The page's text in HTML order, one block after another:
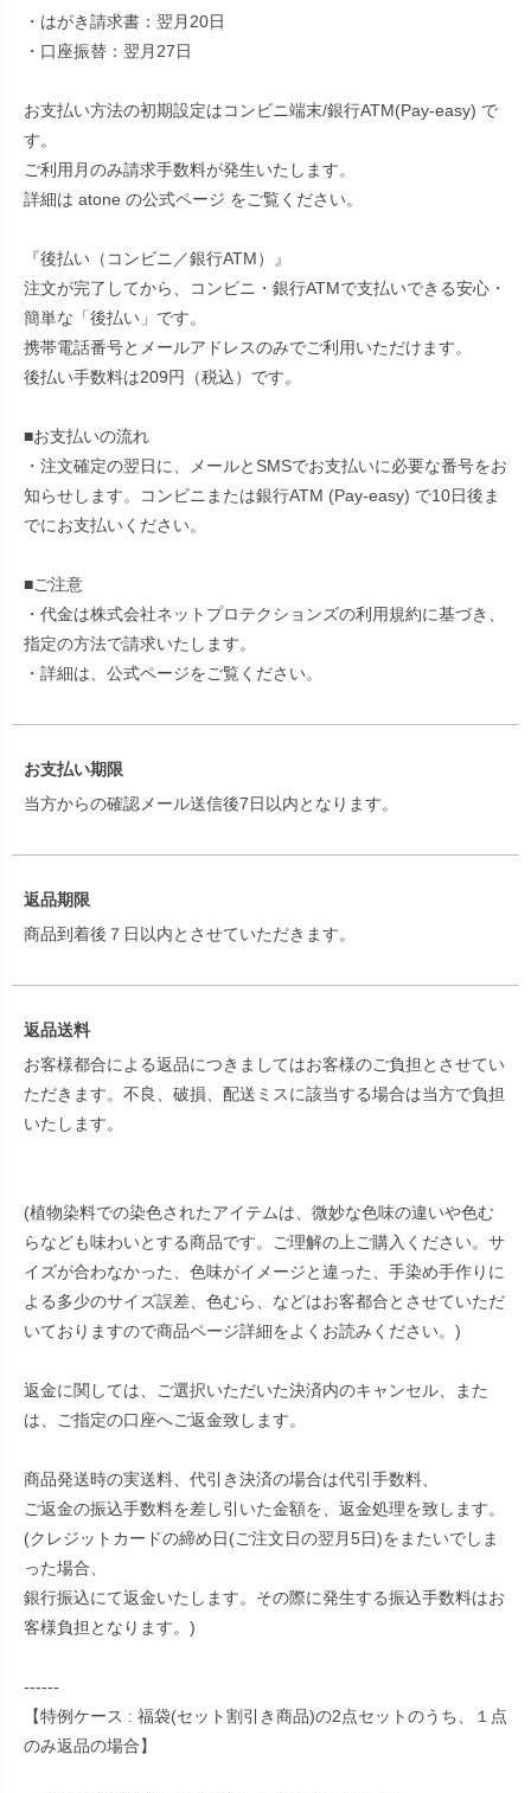
・はがき請求書：翌月20日
・口座振替：翌月27日
お支払い方法の初期設定はコンビニ端末/銀行ATM(Pay-easy) で
す。
ご利用月のみ請求手数料が発生いたします。
詳細は atone の公式ページ をご覧ください。
『後払い（コンビニ／銀行ATM）』
注文が完了してから、コンビニ・銀行ATMで支払いできる安心・
簡単な「後払い」です。
携帯電話番号とメールアドレスのみでご利用いただけます。
後払い手数料は209円（税込）です。
■お支払いの流れ
・注文確定の翌日に、メールとSMSでお支払いに必要な番号をお
知らせします。コンビニまたは銀行ATM (Pay-easy) で10日後ま
でにお支払いください。
■ご注意
・代金は株式会社ネットプロテクションズの利用規約に基づき、
指定の方法で請求いたします。
・詳細は、公式ページをご覧ください。
お支払い期限
当方からの確認メール送信後7日以内となります。
返品期限
商品到着後７日以内とさせていただきます。
返品送料
お客様都合による返品につきましてはお客様のご負担とさせてい
ただきます。不良、破損、配送ミスに該当する場合は当方で負担
いたします。
(植物染料での染色されたアイテムは、微妙な色味の違いや色む
らなども味わいとする商品です。ご理解の上ご購入ください。サ
イズが合わなかった、色味がイメージと違った、手染め手作りに
よる多少のサイズ誤差、色むら、などはお客都合とさせていただ
いておりますので商品ページ詳細をよくお読みください。)
返金に関しては、ご選択いただいた決済内のキャンセル、また
は、ご指定の口座へご返金致します。
商品発送時の実送料、代引き決済の場合は代引手数料、
ご返金の振込手数料を差し引いた金額を、返金処理を致します。
(クレジットカードの締め日(ご注文日の翌月5日)をまたいでしま
った場合、
銀行振込にて返金いたします。その際に発生する振込手数料はお
客様負担となります。)
------
【特例ケース : 福袋(セット割引き商品)の2点セットのうち、１点
のみ返品の場合】